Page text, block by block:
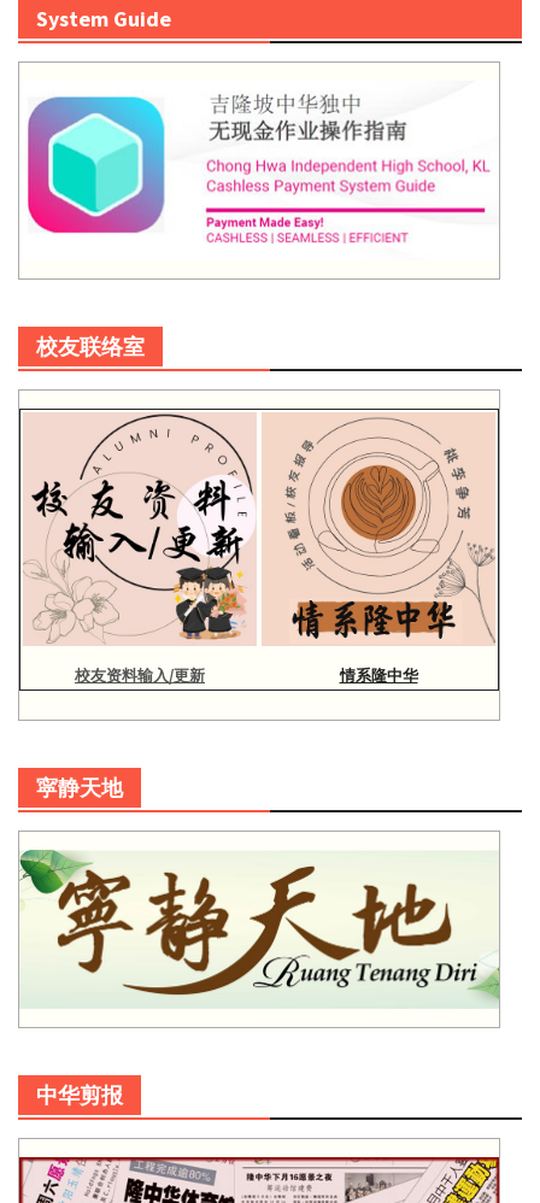
System Guide
校友联络室
校友资料输入/更新 情系隆中华
寜静天地
中华剪报